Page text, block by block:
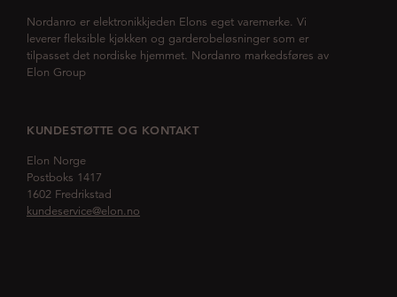
Nordanro er elektronikkjeden Elons eget varemerke. Vi
leverer fleksible kjøkken og garderobeløsninger som er
tilpasset det nordiske hjemmet. Nordanro markedsføres av
Elon Group
KUNDESTØTTE OG KONTAKT
Elon Norge
Postboks 1417
1602 Fredrikstad
kundeservice@elon.no